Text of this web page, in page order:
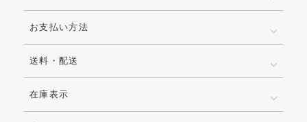
お支払い方法
送料・配送
在庫表示